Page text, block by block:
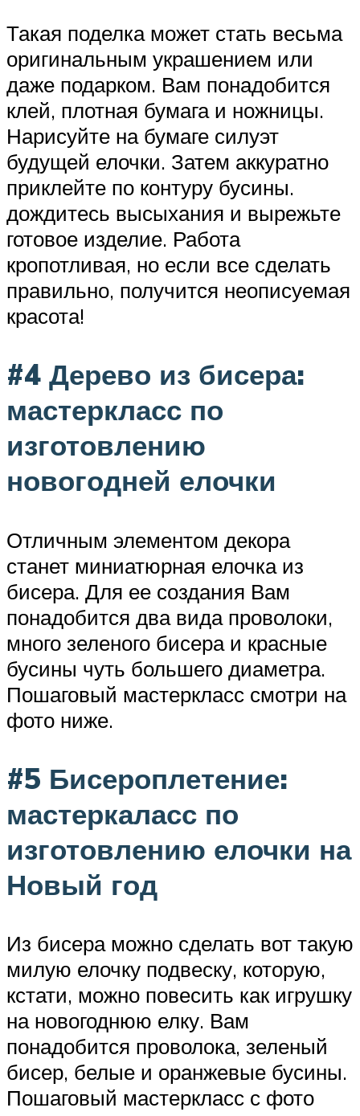
Такая поделка может стать весьма
оригинальным украшением или
даже подарком. Вам понадобится
клей, плотная бумага и ножницы.
Нарисуйте на бумаге силуэт
будущей елочки. Затем аккуратно
приклейте по контуру бусины.
дождитесь высыхания и вырежьте
готовое изделие. Работа
кропотливая, но если все сделать
правильно, получится неописуемая
красота!
#4 Дерево из бисера:
мастеркласс по
изготовлению
новогодней елочки
Отличным элементом декора
станет миниатюрная елочка из
бисера. Для ее создания Вам
понадобится два вида проволоки,
много зеленого бисера и красные
бусины чуть большего диаметра.
Пошаговый мастеркласс смотри на
фото ниже.
#5 Бисероплетение:
мастеркаласс по
изготовлению елочки на
Новый год
Из бисера можно сделать вот такую
милую елочку подвеску, которую,
кстати, можно повесить как игрушку
на новогоднюю елку. Вам
понадобится проволока, зеленый
бисер, белые и оранжевые бусины.
Пошаговый мастеркласс с фото